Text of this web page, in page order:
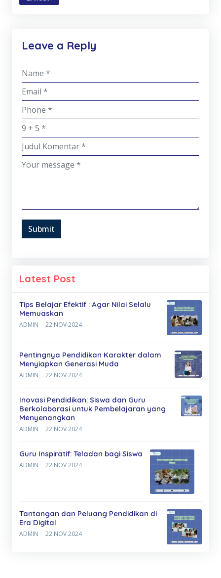
Leave a Reply
Submit
Latest Post
Tips Belajar Efektif : Agar Nilai Selalu
Memuaskan
ADMIN 22 NOV 2024
Pentingnya Pendidikan Karakter dalam
Menyiapkan Generasi Muda
ADMIN 22 NOV 2024
Inovasi Pendidikan: Siswa dan Guru
Berkolaborasi untuk Pembelajaran yang
Menyenangkan
ADMIN 22 NOV 2024
Guru Inspiratif: Teladan bagi Siswa
ADMIN 22 NOV 2024
Tantangan dan Peluang Pendidikan di
Era Digital
ADMIN 22 NOV 2024